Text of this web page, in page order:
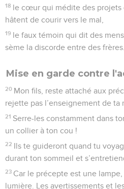
18 le cœur qui médite des projets
hâtent de courir vers le mal,
19 le faux témoin qui dit des
sème la discorde entre des frères.
Mise en garde contre
20 Mon fils, reste attaché aux
rejette pas l’enseignement de ta
21 Serre-les constamment dans
un collier à ton cou !
22 Ils te guideront quand tu
durant ton sommeil et
23 Car le précepte est une
lumière. Les avertissements et